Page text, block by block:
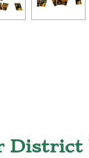
District